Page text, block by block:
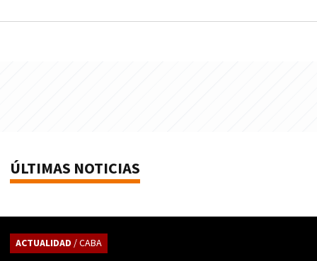
ÚLTIMAS NOTICIAS
ACTUALIDAD / CABA